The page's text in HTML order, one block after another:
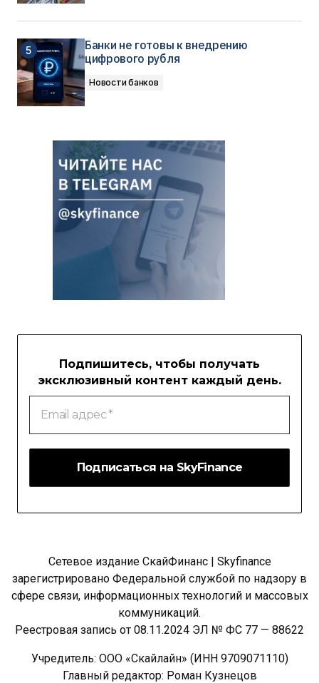
Банки не готовы к внедрению
цифрового рубля
Новости банков
Подпишитесь, чтобы получать
эксклюзивный контент каждый день.
Email
адрес
Сетевое издание СкайФинанс | Skyfinance
зарегистрировано Федеральной службой по надзору в
сфере связи, информационных технологий и массовых
коммуникаций.
Реестровая запись от 08.11.2024 ЭЛ № ФС 77 — 88622
Учредитель: ООО «Скайлайн» (ИНН 9709071110)
Главный редактор: Роман Кузнецов